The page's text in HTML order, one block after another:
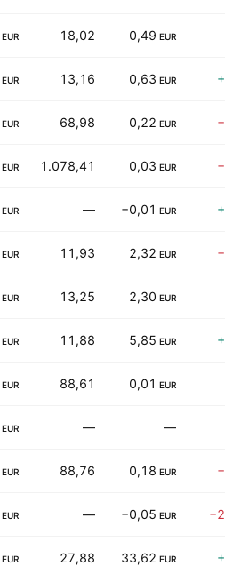
EUR 18,02 0,49 EUR
EUR 13,16 0,63 EUR
EUR 68,98 0,22 EUR
EUR 1.078,41 0,03 EUR
EUR — −0,01 EUR
EUR 11,93 2,32 EUR
EUR 13,25 2,30 EUR
EUR 11,88 5,85 EUR
EUR 88,61 0,01 EUR
EUR — —
EUR 88,76 0,18 EUR
EUR — −0,05 EUR
EUR 27,88 33,62 EUR